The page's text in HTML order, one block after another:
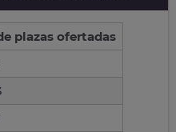
plazas ofertadas